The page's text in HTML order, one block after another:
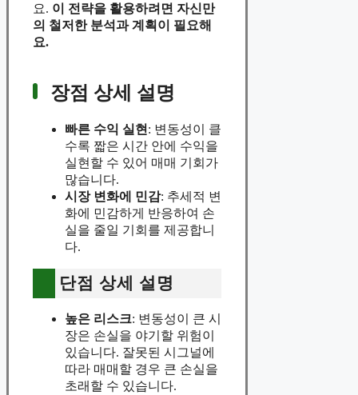
요. 이 전략을 활용하려면 자신만
의 철저한 분석과 계획이 필요해
요.
장점 상세 설명
빠른 수익 실현 : 변동성이 클
수록 짧은 시간 안에 수익을
실현할 수 있어 매매 기회가
많습니다.
시장 변화에 민감: 추세적 변
화에 민감하게 반응하여 손
실을 줄일 기회를 제공합니
다.
단점 상세 설명
높은 리스크: 변동성이 큰 시
장은 손실을 야기할 위험이
있습니다. 잘못된 시그널에
따라 매매할 경우 큰 손실을
초래할 수 있습니다.